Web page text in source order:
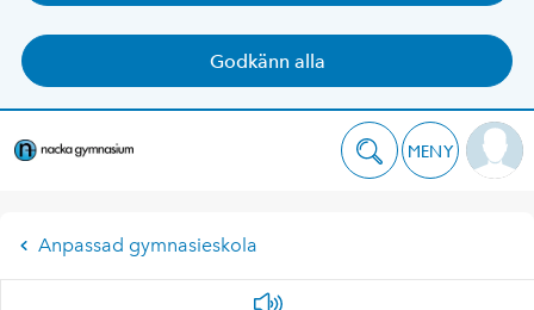
Godkänn alla
MENY
Anpassad gymnasieskola